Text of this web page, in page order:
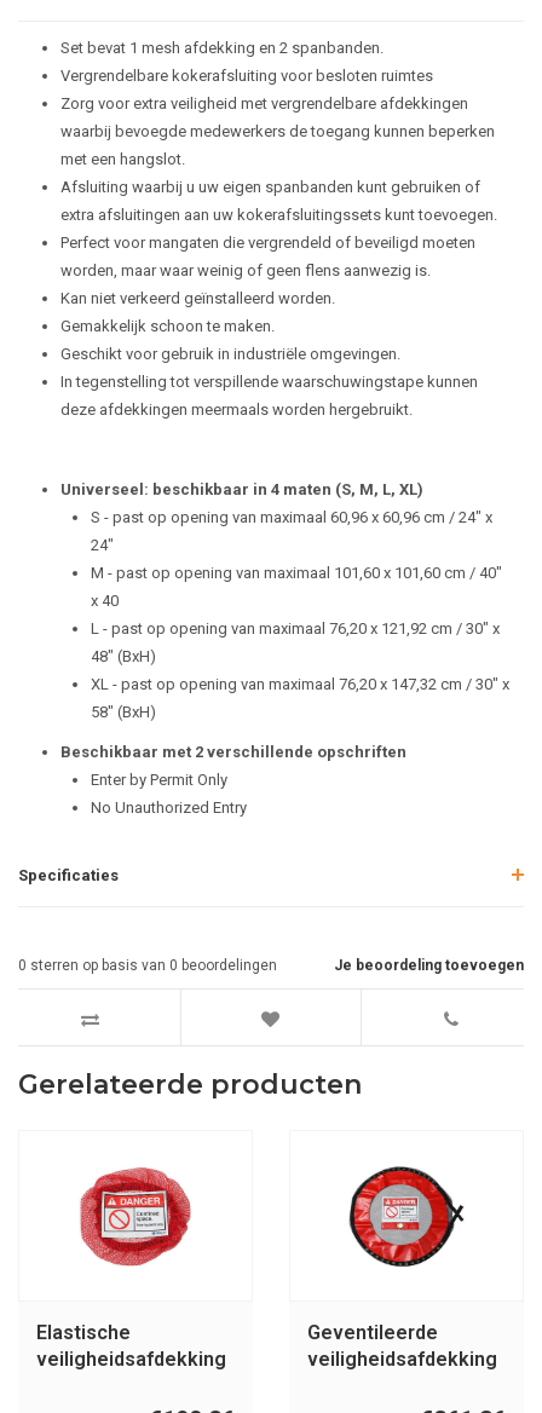
Set bevat 1 mesh afdekking en 2 spanbanden.
Vergrendelbare kokerafsluiting voor besloten ruimtes
Zorg voor extra veiligheid met vergrendelbare afdekkingen
waarbij bevoegde medewerkers de toegang kunnen beperken
met een hangslot.
Afsluiting waarbij u uw eigen spanbanden kunt gebruiken of
extra afsluitingen aan uw kokerafsluitingssets kunt toevoegen.
Perfect voor mangaten die vergrendeld of beveiligd moeten
worden, maar waar weinig of geen flens aanwezig is.
Kan niet verkeerd geïnstalleerd worden.
Gemakkelijk schoon te maken.
Geschikt voor gebruik in industriële omgevingen.
In tegenstelling tot verspillende waarschuwingstape kunnen
deze afdekkingen meermaals worden hergebruikt.
Universeel: beschikbaar in 4 maten (S, M, L, XL)
S - past op opening van maximaal 60,96 x 60,96 cm / 24" x
24"
M - past op opening van maximaal 101,60 x 101,60 cm / 40"
x 40
L - past op opening van maximaal 76,20 x 121,92 cm / 30" x
48" (BxH)
XL - past op opening van maximaal 76,20 x 147,32 cm / 30" x
58" (BxH)
Beschikbaar met 2 verschillende opschriften
Enter by Permit Only
No Unauthorized Entry
Specificaties
Je beoordeling toevoegen
0 sterren op basis van 0 beoordelingen
Gerelateerde producten
Elastische
veiligheidsafdekking
Geventileerde
veiligheidsafdekking